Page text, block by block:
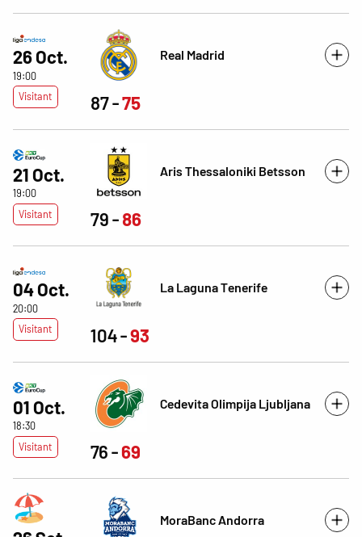
26 Oct.
19:00
Visitant
Real Madrid
87 75
21 Oct.
19:00
Visitant
Aris Thessaloniki Betsson
79 86
04 Oct.
20:00
Visitant
La Laguna Tenerife
104 93
01 Oct.
18:30
Visitant
Cedevita Olimpija Ljubljana
76 69
MoraBanc Andorra